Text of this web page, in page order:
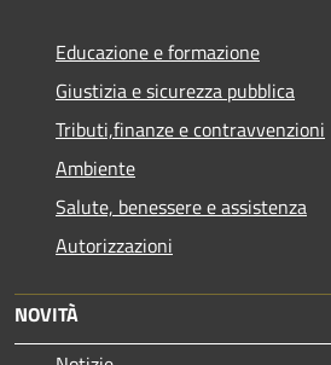
Educazione e formazione
Giustizia e sicurezza pubblica
Tributi,finanze e contravvenzioni
Ambiente
Salute, benessere e assistenza
Autorizzazioni
NOVITÀ